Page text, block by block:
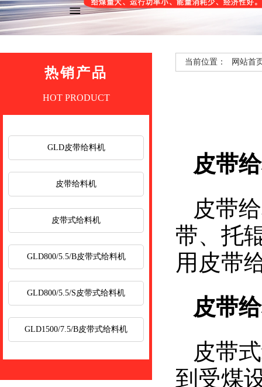
热销产品
HOT PRODUCT
GLD皮带给料机
皮带给料机
皮带式给料机
GLD800/5.5/B皮带式给料机
GLD800/5.5/S皮带式给料机
GLD1500/7.5/B皮带式给料机
当前位置： 网站首
皮带
皮带
带、托
用皮带
皮带
皮带
到受煤